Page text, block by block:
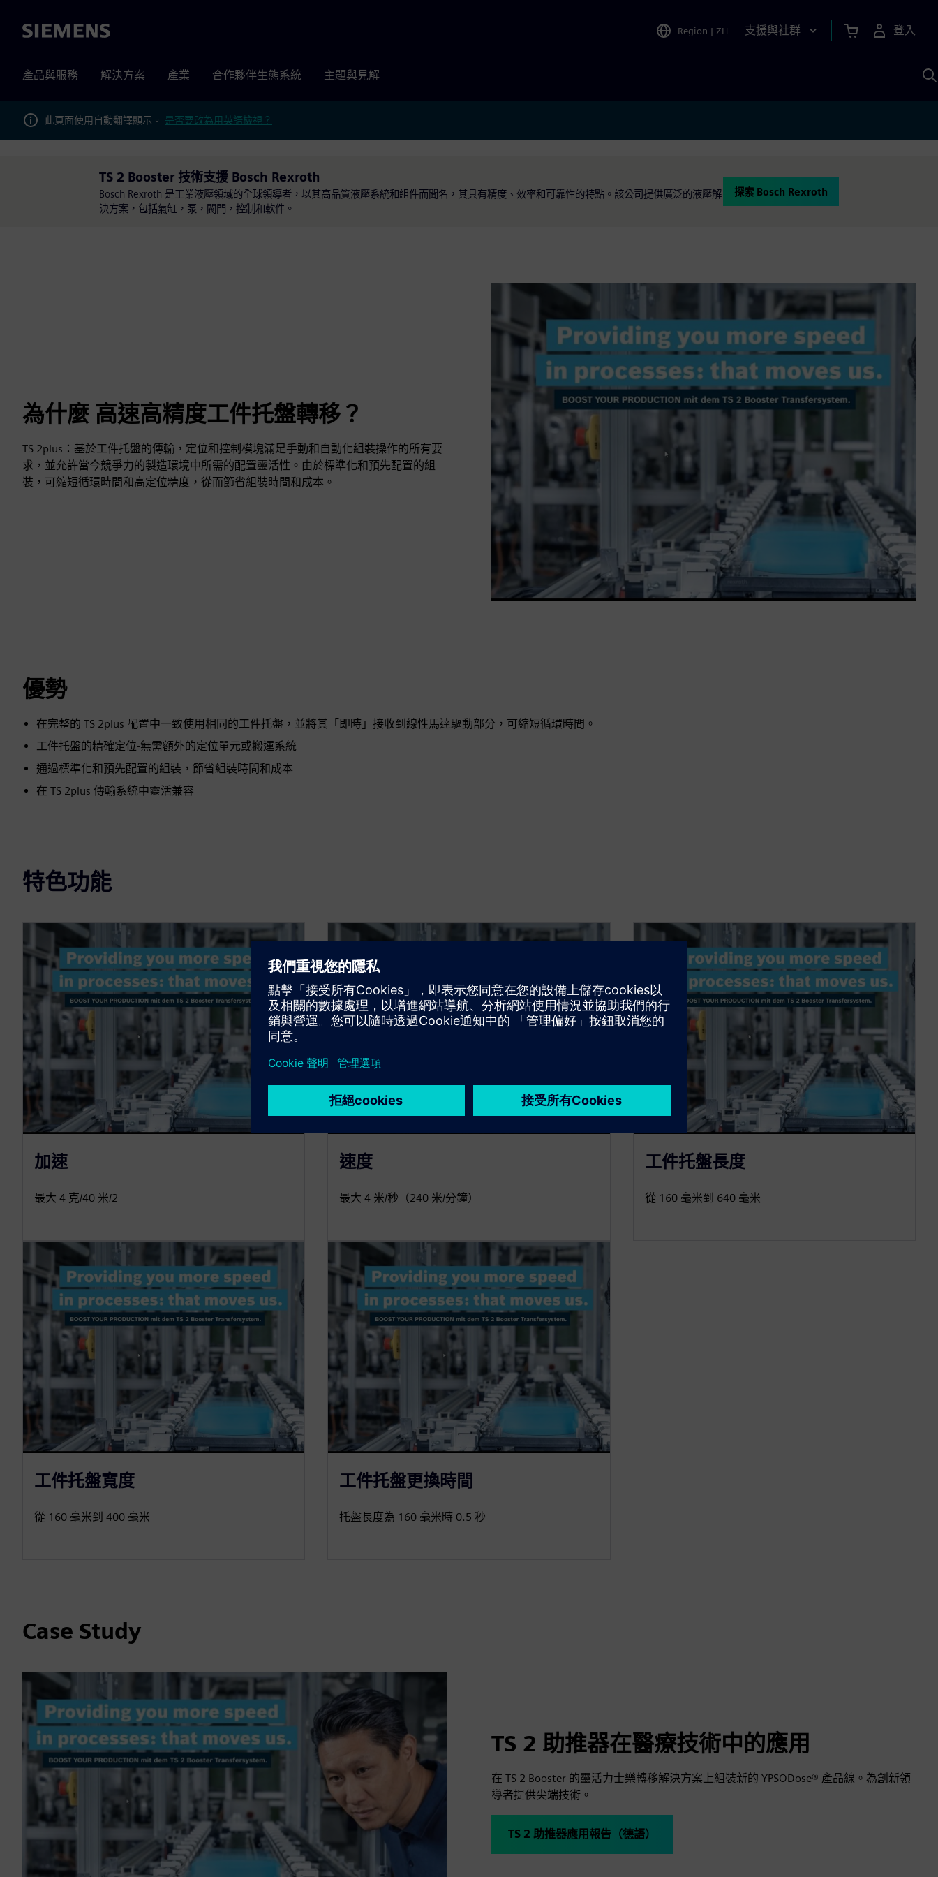
Siemens Region | ZH 支援與社群 登入
產品與服務 解決方案 產業 合作夥伴生態系統 主題與見解
此頁面使用自動翻譯顯示。 是否要改為用英語檢視？
TS 2 Booster 技術支援 Bosch Rexroth
Bosch Rexroth 是工業液壓領域的全球領導者，以其高品質液壓系統和組件而聞名，其具有精度、效率和可靠性的特點。該公司提供廣泛的液壓解
決方案，包括氣缸，泵，閥門，控制和軟件。
探索 Bosch Rexroth
為什麼 高速高精度工件托盤轉移？
TS 2plus：基於工件托盤的傳輸，定位和控制模塊滿足手動和自動化組裝操作的所有要
求，並允許當今競爭力的製造環境中所需的配置靈活性。由於標準化和預先配置的組
裝，可縮短循環時間和高定位精度，從而節省組裝時間和成本。
優勢
在完整的 TS 2plus 配置中一致使用相同的工件托盤，並將其「即時」接收到線性馬達驅動部分，可縮短循環時間。
工件托盤的精確定位-無需額外的定位單元或搬運系統
通過標準化和預先配置的組裝，節省組裝時間和成本
在 TS 2plus 傳輸系統中靈活兼容
特色功能
加速
最大 4 克/40 米/2
速度
最大 4 米/秒（240 米/分鐘）
工件托盤長度
從 160 毫米到 640 毫米
工件托盤寬度
從 160 毫米到 400 毫米
工件托盤更換時間
托盤長度為 160 毫米時 0.5 秒
Case Study
TS 2 助推器在醫療技術中的應用
在 TS 2 Booster 的靈活力士樂轉移解決方案上組裝新的 YPSODose® 產品線。為創新領
導者提供尖端技術。
TS 2 助推器應用報告（德語）